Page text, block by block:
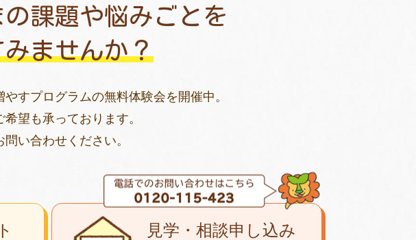
課題や悩みごとを
ませんか？
やすプログラムの無料体験会を開催中。
望も承っております。
い合わせください。
見学・相談申し込み